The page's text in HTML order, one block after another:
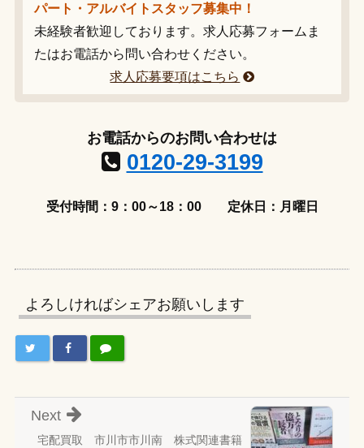
パート・アルバイトスタッフ募集中！
未経験者歓迎しております。求人応募フォームま
たはお電話から問い合わせください。
求人応募要項はこちら
お電話からのお問い合わせは
0120-29-3199
受付時間：9：00～18：00 定休日：月曜日
よろしければシェアお願いします
宅配買取 市川市市川南 株式関連書籍
Next